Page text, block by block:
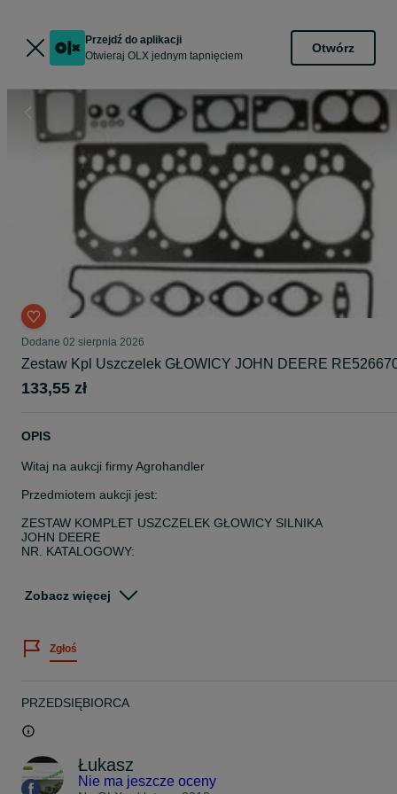
Przejdź do aplikacji
Otwieraj OLX jednym tapnięciem
Otwórz
Dodane 02 sierpnia 2026
Zestaw Kpl Uszczelek GŁOWICY JOHN DEERE
133,55 zł
OPIS
Witaj na aukcji firmy Agrohandler
Przedmiotem aukcji jest:
ZESTAW KOMPLET USZCZELEK GŁOWICY SILNIKA
JOHN DEERE
NR. KATALOGOWY:
3210, 3410, 5420, 5510, 5520, 5605,
LISTA SILNIKÓW:
Zobacz więcej
Zgłoś
PRZEDSIĘBIORCA
Łukasz
Nie ma jeszcze oceny